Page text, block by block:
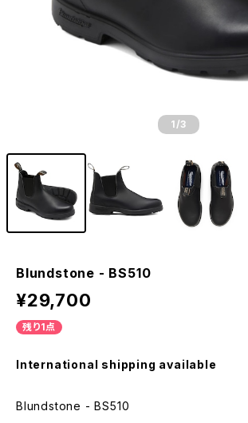
1 /3
Blundstone - BS510
¥29,700
残り1点
International shipping available
Blundstone - BS510